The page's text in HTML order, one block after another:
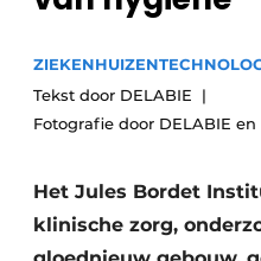
Podcasts
Privacy / Cookie
Vacature aanmelden
Vacatures
Privéklinieken
Laboratoria
ZIEKENHUIZEN
Tekst door DELABIE
Fotografie door DELABIE
Het Jules Bordet
klinische zorg,